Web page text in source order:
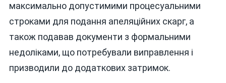
максимально допустимими процесуальними
строками для подання апеляційних скарг, а
також подавав документи з формальними
недоліками, що потребували виправлення і
призводили до додаткових затримок.